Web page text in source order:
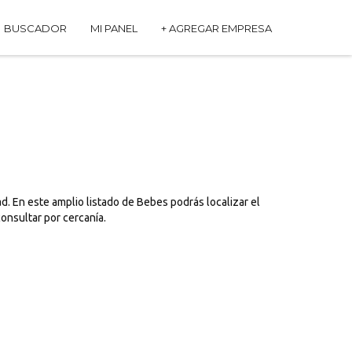
BUSCADOR MI PANEL + AGREGAR EMPRESA
En este amplio listado de Bebes podrás localizar el
por cercanía.